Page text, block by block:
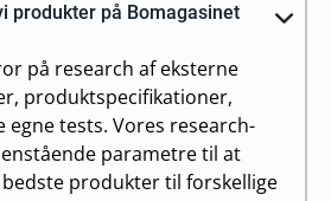
produkter på Bomagasinet
på research af eksterne
produktspecifikationer,
egne tests. Vores research-
parametre til at
produkter til forskellige